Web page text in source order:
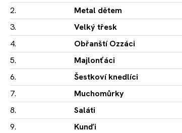
2.
Metal dětem
3.
Velký třesk
4.
Obřanští Ozzáci
5.
Majlonťáci
6.
Šestkoví knedlíci
7.
Muchomůrky
8.
Saláti
9.
Kunďi